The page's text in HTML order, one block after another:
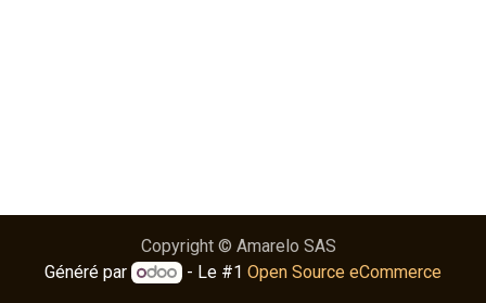
Copyright © Amarelo SAS
Généré par
- Le #1 Open Source eCommerce